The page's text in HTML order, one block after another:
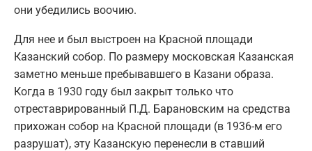
они убедились воочию.
Для нее и был выстроен на Красной площади
Казанский собор. По размеру московская Казанская
заметно меньше пребывавшего в Казани образа.
Когда в 1930 году был закрыт только что
отреставрированный П.Д. Барановским на средства
прихожан собор на Красной площади (в 1936-м его
разрушат), эту Казанскую перенесли в ставший